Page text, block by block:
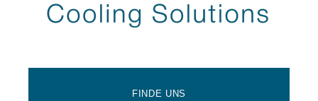
FINDE UNS